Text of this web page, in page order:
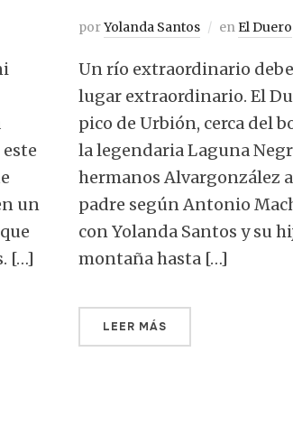
un
[…]
porYolanda Santos en El Duero
Un río extraordinario
lugar extraordinario. El
pico de Urbión, cerca del
la legendaria Laguna
hermanos Alvargonzález
padre según Antonio
con Yolanda Santos y su
montaña hasta […]
LEER MÁS